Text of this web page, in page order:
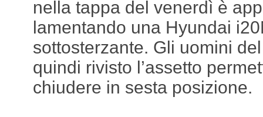
nella tappa del venerdì è
lamentando una Hyundai
sottosterzante. Gli uomini
quindi rivisto l’assetto
chiudere in sesta posizione.